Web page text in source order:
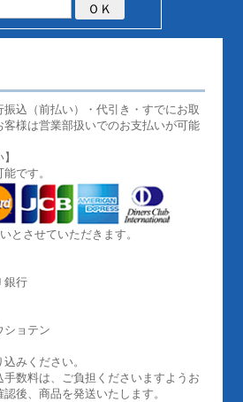
込（前払い）・代引き・すでにお取
様は営業部扱いでのお支払いが可能
です。
とさせていただきます。
銀行
ショテン
みください。
数料は、ご負担くださいますようお
後、商品を発送いたします。